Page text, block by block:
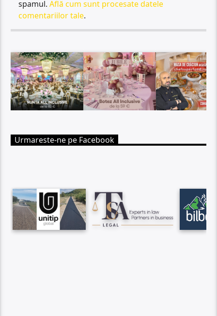
spamul.Află cum sunt procesate datele
comentariilor tale.
Urmareste-ne pe Facebook